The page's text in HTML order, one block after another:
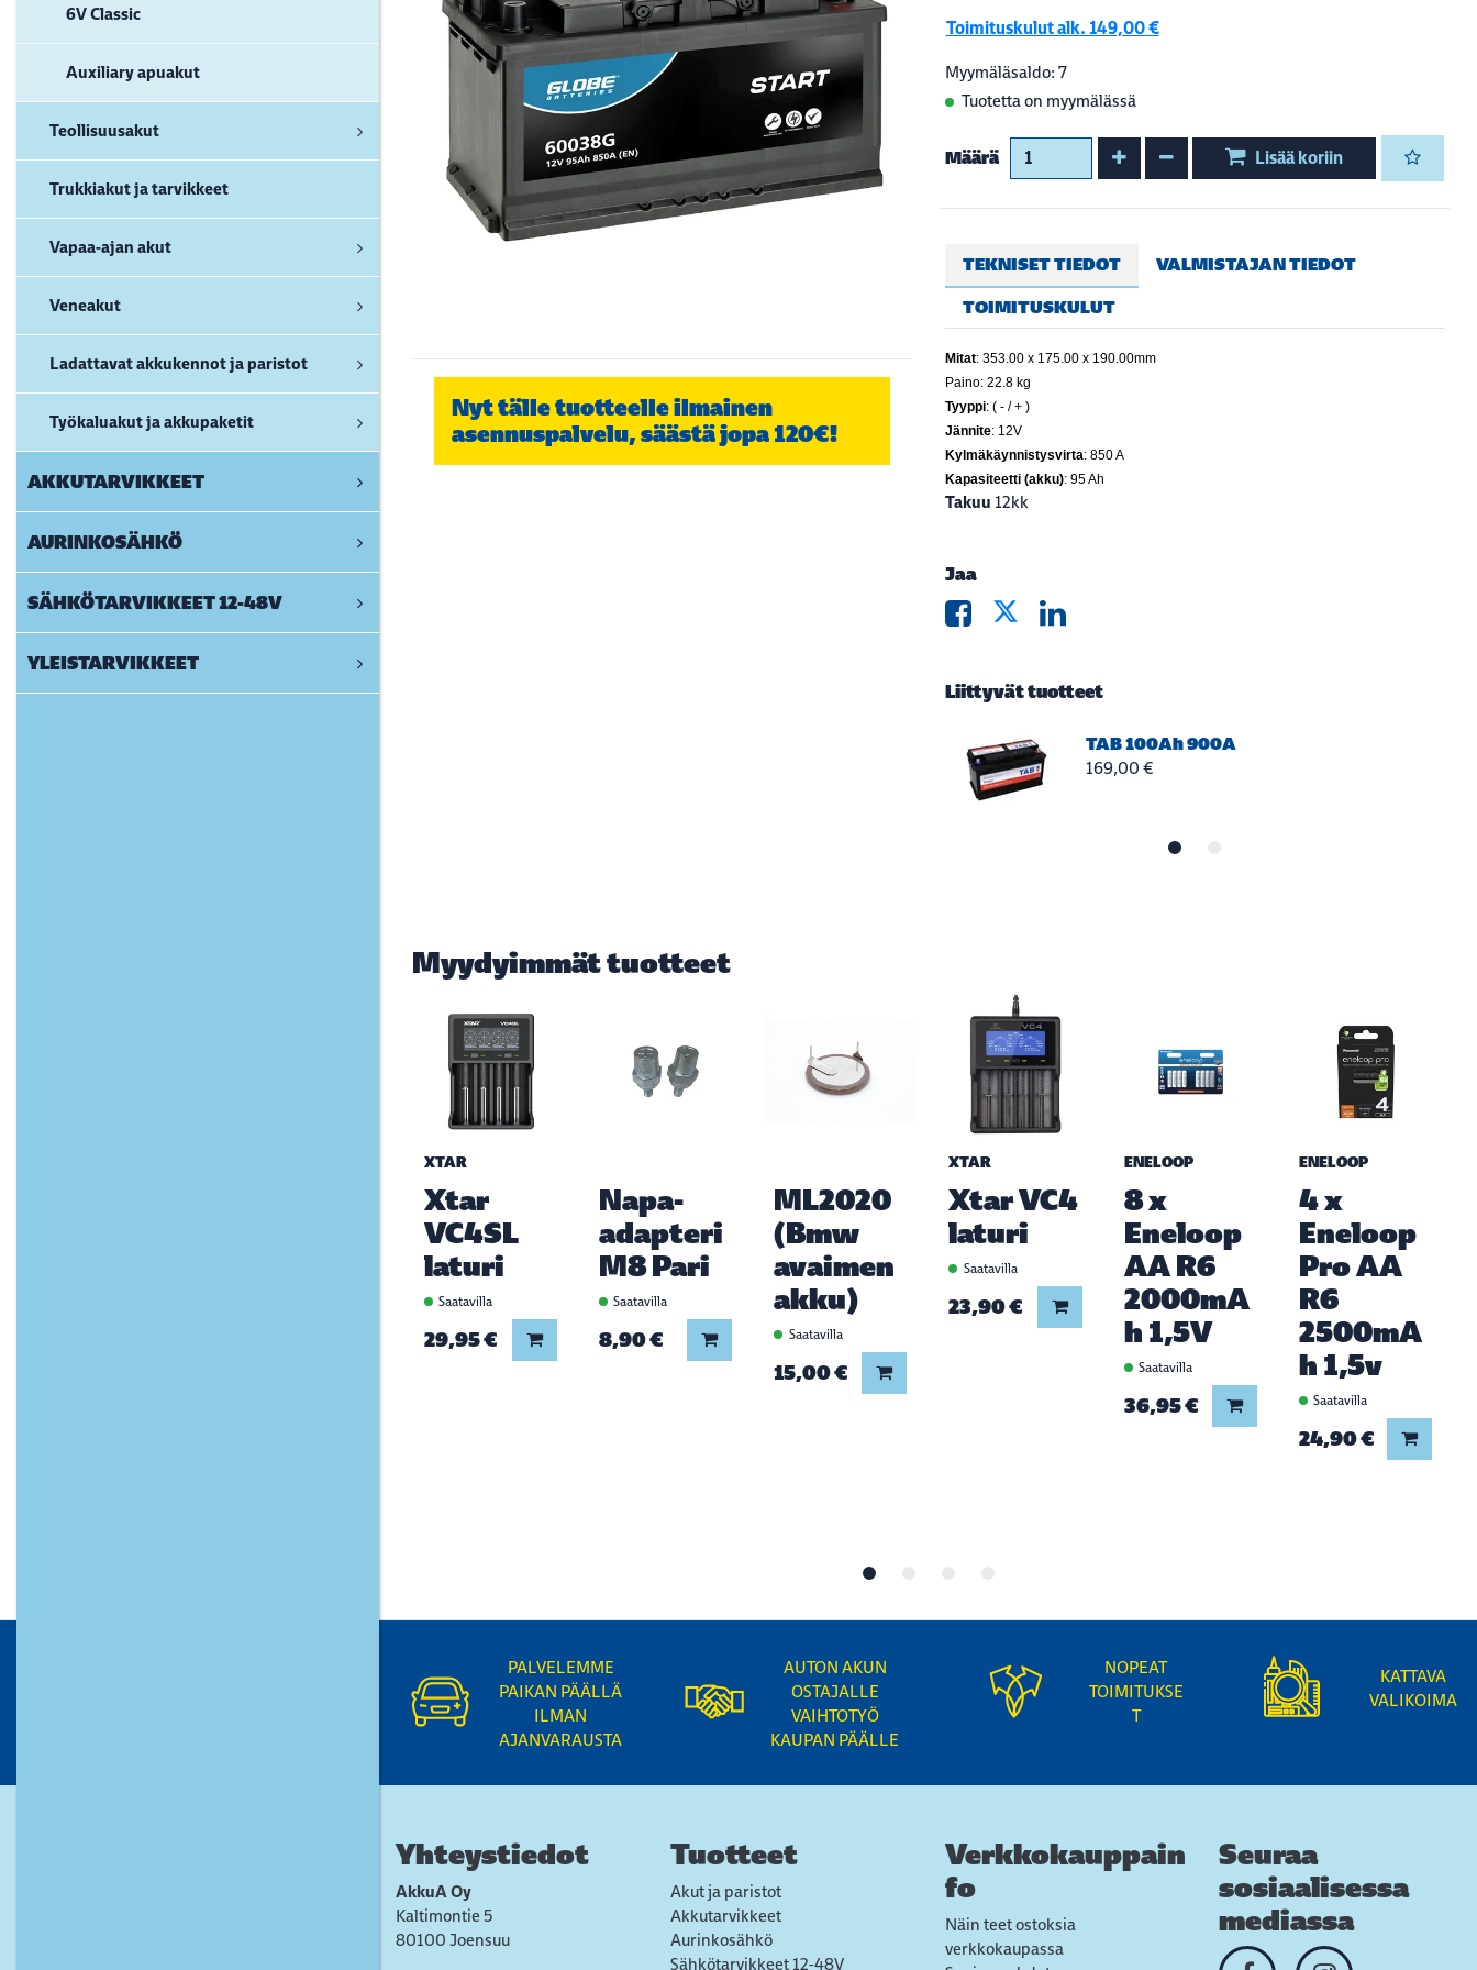
6V Classic
Auxiliary apuakut
Teollisuusakut
Trukkiakut ja tarvikkeet
Vapaa-ajan akut
Veneakut
Ladattavat akkukennot ja paristot
Työkaluakut ja akkupaketit
AKKUTARVIKKEET
AURINKOSÄHKÖ
SÄHKÖTARVIKKEET 12-48V
YLEISTARVIKKEET
Nyt tälle tuotteelle ilmainen
asennuspalvelu, säästä jopa 120€!
Toimituskulut alk. 149,00 €
Myymäläsaldo: 7
Tuotetta on myymälässä
Määrä Kasvata määrää
Vähennä määrääLisää koriin
TEKNISET TIEDOT
VALMISTAJAN TIEDOT
TOIMITUSKULUT
Mitat: 353.00 x 175.00 x 190.00mm
Paino: 22.8 kg
Tyyppi: ( - / + )
Jännite: 12V
Kylmäkäynnistysvirta: 850 A
Kapasiteetti (akku): 95 Ah
Takuu 12kk
Jaa
Liittyvät tuotteet
TAB 100Ah 900A
169,00 €
Myydyimmät tuotteet
XTAR
Xtar
VC4SL
laturi
Saatavilla
29,95 € Lisää koriin
Napa-
adapteri
M8 Pari
Saatavilla
8,90 € Lisää koriin
ML2020
(Bmw
avaimen
akku)
Saatavilla
15,00 € Lisää koriin
XTAR
Xtar VC4
laturi
Saatavilla
23,90 € Lisää koriin
ENELOOP
8 x
Eneloop
AA R6
2000mA
h 1,5V
Saatavilla
36,95 € Lisää koriin
ENELOOP
4 x
Eneloop
Pro AA
R6
2500mA
h 1,5v
Saatavilla
24,90 € Lisää
PALVELEMME
PAIKAN PÄÄLLÄ
ILMAN
AJANVARAUSTA
AUTON AKUN
OSTAJALLE
VAIHTOTYÖ
KAUPAN PÄÄLLE
NOPEAT
TOIMITUKSE
T
KATTAVA
VALIKOIMA
Yhteystiedot
AkkuA Oy
Kaltimontie 5
80100 Joensuu
Tuotteet
Akut ja paristot
Akkutarvikkeet
Aurinkosähkö
Sähkötarvikkeet 12-48V
Verkkokauppain
fo
Näin teet ostoksia
verkkokaupassa
Seuraa
sosiaalisessa
mediassa